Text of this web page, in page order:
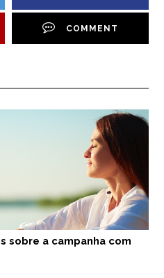
COMMENT
sobre a campanha com